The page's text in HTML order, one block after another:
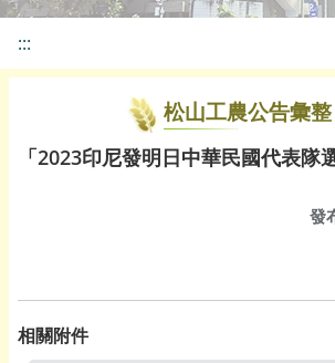
:::
松山工農公告彙整
「2023印尼發明日中華民國代表隊
發
相關附件